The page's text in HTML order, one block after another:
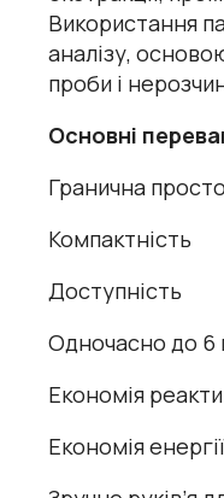
Використання
аналізу,
проби і
Основні
Гранична
Компактність
Доступність
Одночасно до 6
Економія
Економія енергії